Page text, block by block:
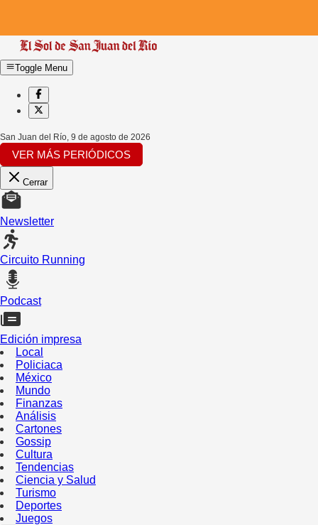
Toggle Menu
San Juan del Río, 9 de agosto de 2026
VER MÁS PERIÓDICOS
Cerrar
Newsletter
Circuito Running
Podcast
Edición impresa
Local
Policiaca
México
Mundo
Finanzas
Análisis
Cartones
Gossip
Cultura
Tendencias
Ciencia y Salud
Turismo
Deportes
Juegos